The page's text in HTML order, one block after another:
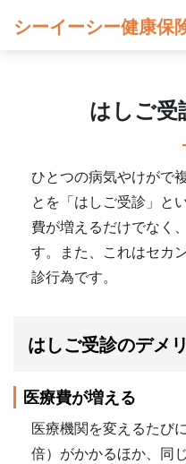
シーイーシー健康保
はしご受
ひとつの病気やけがで
とを「はしご受診」と
費が増えるだけでなく
す。また、これはセカ
診行為です。
はしご受診のデメ
医療費が増える
医療機関を変えるたび
倍）がかかるほか、同